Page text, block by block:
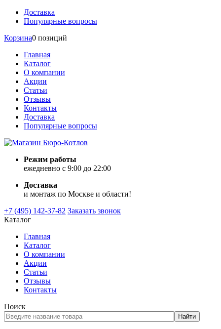
Доставка
Популярные вопросы
Корзина0 позиций
Главная
Каталог
О компании
Акции
Статьи
Отзывы
Контакты
Доставка
Популярные вопросы
Режим работы
ежедневно с 9:00 до 22:00
Доставка
и монтаж по Москве и области!
+7 (495) 142-37-82 Заказать звонок
Каталог
Главная
Каталог
О компании
Акции
Статьи
Отзывы
Контакты
Поиск
Найти